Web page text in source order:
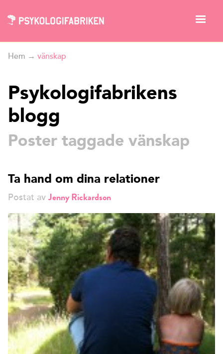
Hem → vänskap
Psykologifabrikens
blogg
Poster taggade vänskap
Ta hand om dina relationer
Postat avJenny Rickardson